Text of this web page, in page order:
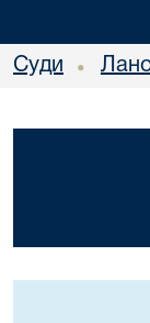
Суди •